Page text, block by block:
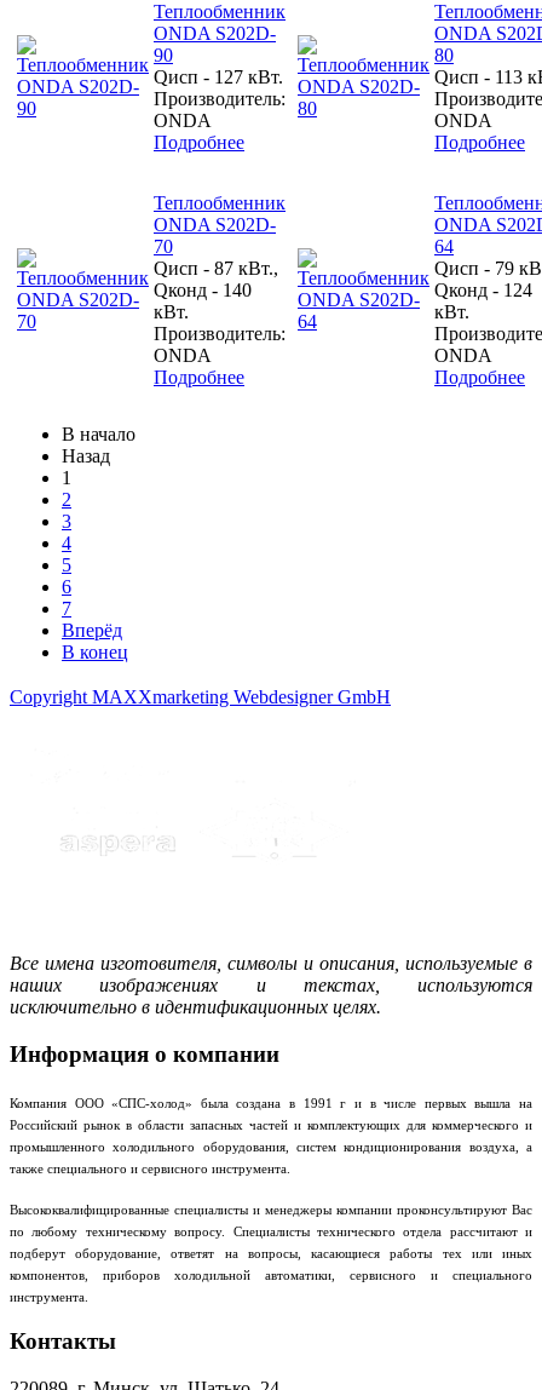
Теплообменник
ONDA S202D-
90
Qисп - 127 кВт.
Производитель:
ONDA
Подробнее
ONDA
80
Qисп - 113
ONDA
Подробнее
Теплообменник
ONDA S202D-
70
Qисп - 87 кВт.,
Qконд - 140
кВт.
Производитель:
ONDA
Подробнее
ONDA
64
Qисп - 79
Qконд - 124
кВт.
ONDA
Подробнее
В начало
Назад
1
2
3
4
5
6
7
Вперёд
В конец
Copyright MAXXmarketing Webdesigner GmbH
Все имена изготовителя, символы и описания, используемые в
наших изображениях и текстах, используются
исключительно в идентификационных целях.
Информация о компании
Компания ООО «СПС-холод» была создана в 1991 г и в числе первых вышла на
Российский рынок в области запасных частей и комплектующих для коммерческого и
промышленного холодильного оборудования, систем кондиционирования воздуха, а
также специального и сервисного инструмента.
Высококвалифицированные специалисты и менеджеры компании проконсультируют Вас
по любому техническому вопросу. Специалисты технического отдела рассчитают и
подберут оборудование, ответят на вопросы, касающиеся работы тех или иных
компонентов, приборов холодильной автоматики, сервисного и специального
инструмента.
Контакты